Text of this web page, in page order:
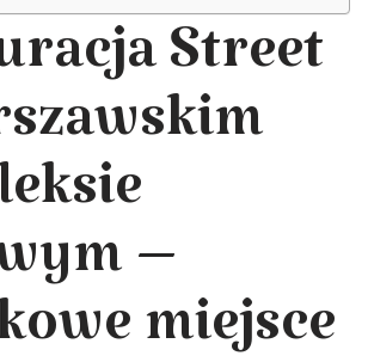
Street
–
miejsce